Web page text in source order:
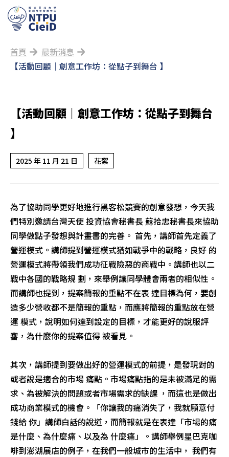
首頁
最新消息
【活動回顧｜創意工作坊：從點子到舞台 】
【活動回顧｜創意工作坊：從點子到舞台
】
2025 年 11 月 21 日 花絮
為了協助同學更好地進行黑客松競賽的創意發想，今天我
們特別邀請台灣天使 投資協會秘書長 蘇拾忠秘書長來協助
同學做點子發想與計畫書的完善。 首先，講師首先定義了
營運模式。講師提到營運模式猶如戰爭中的戰略，良好 的
營運模式將帶領我們成功征戰險惡的商戰中。講師也以二
戰中各國的戰略規 劃，來舉例讓同學體會兩者的相似性。
而講師也提到，提案簡報的重點不在表 達目標為何，要創
造多少營收都不是簡報的重點，而應將簡報的重點放在營
運 模式，說明如何達到設定的目標，才能更好的說服評
審，為什麼你的提案值得 被看見。
其次，講師提到要做出好的營運模式的前提，是發現對的
或者說是適合的市場 痛點。市場痛點指的是未被滿足的需
求、為被解決的問題或者市場需求的缺課 ，而這也是做出
成功商業模式的機會。「你讓我的痛消失了，我就願意付
錢給 你」講師白話的說道，而簡報就是在表達「市場的痛
是什麼、為什麼痛、以及為 什麼痛」。講師舉例星巴克咖
啡到澎湖展店的例子，在我們一般城市的生活中， 我們有